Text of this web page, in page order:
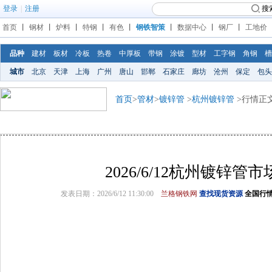
登录 注册 搜
首页 钢材 炉料 特钢 有色 钢铁智策 数据中心 钢厂 工地价
品种 建材 板材 冷板 热卷 中厚板 带钢 涂镀 型材 工字钢 角钢
城市 北京 天津 上海 广州 唐山 邯郸 石家庄 廊坊 沧州 保定 包头
首页>管材>镀锌管 >杭州镀锌管 >行情正
2026/6/12杭州镀锌管市
发表日期：2026/6/12 11:30:00 兰格钢铁网 查找现货资源 全国行